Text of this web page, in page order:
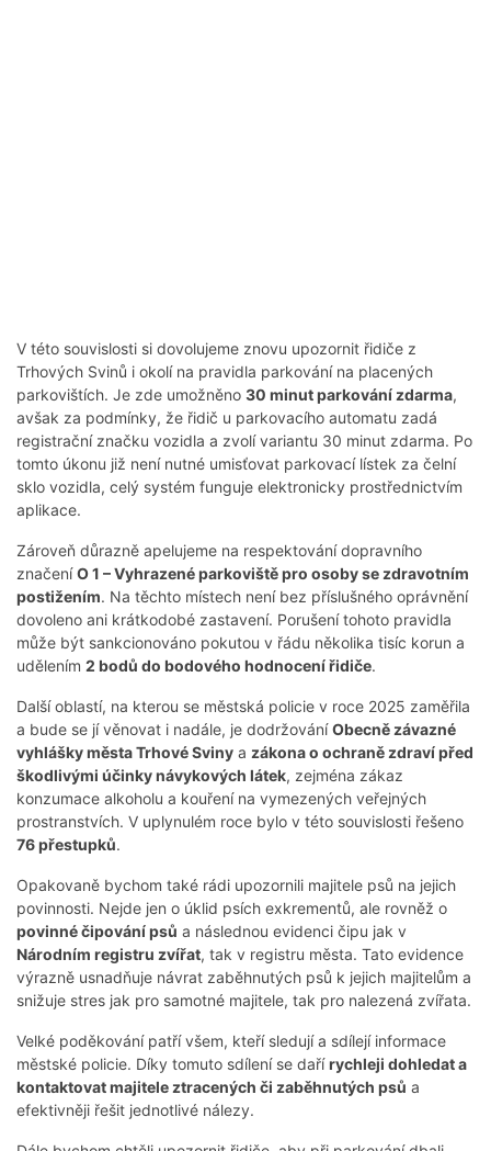
V této souvislosti si dovolujeme znovu upozornit řidiče z
Trhových Svinů i okolí na pravidla parkování na placených
parkovištích. Je zde umožněno 30 minut parkování zdarma,
avšak za podmínky, že řidič u parkovacího automatu zadá
registrační značku vozidla a zvolí variantu 30 minut zdarma. Po
tomto úkonu již není nutné umisťovat parkovací lístek za čelní
sklo vozidla, celý systém funguje elektronicky prostřednictvím
aplikace.
Zároveň důrazně apelujeme na respektování dopravního
značeníO 1 – Vyhrazené parkoviště pro osoby se zdravotním
postižením. Na těchto místech není bez příslušného oprávnění
dovoleno ani krátkodobé zastavení. Porušení tohoto pravidla
může být sankcionováno pokutou v řádu několika tisíc korun a
udělením 2 bodů do bodového hodnocení řidiče.
Další oblastí, na kterou se městská policie v roce 2025 zaměřila
a bude se jí věnovat i nadále, je dodržováníObecně závazné
vyhlášky města Trhové Sviny a zákona o ochraně zdraví před
škodlivými účinky návykových látek, zejména zákaz
konzumace alkoholu a kouření na vymezených veřejných
prostranstvích. V uplynulém roce bylo v této souvislosti řešeno
76 přestupků.
Opakovaně bychom také rádi upozornili majitele psů na jejich
povinnosti. Nejde jen o úklid psích exkrementů, ale rovněž o
povinné čipování psů a následnou evidenci čipu jak v
Národním registru zvířat, tak v registru města. Tato evidence
výrazně usnadňuje návrat zaběhnutých psů k jejich majitelům a
snižuje stres jak pro samotné majitele, tak pro nalezená zvířata.
Velké poděkování patří všem, kteří sledují a sdílejí informace
městské policie. Díky tomuto sdílení se dařírychleji dohledat a
kontaktovat majitele ztracených či zaběhnutých psů a
efektivněji řešit jednotlivé nálezy.